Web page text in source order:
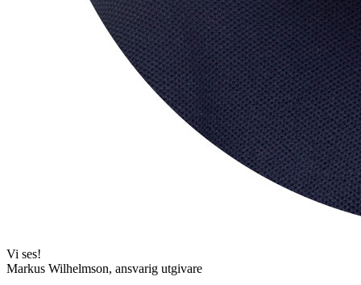
Vi ses!
Markus Wilhelmson, ansvarig utgivare